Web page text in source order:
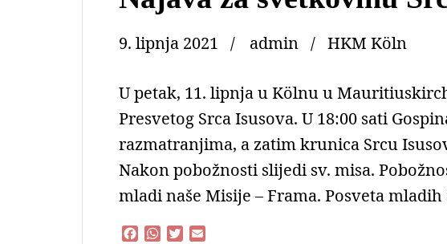
9. lipnja 2021 admin HKM Köln
U petak, 11. lipnja u Kölnu u
Presvetog Srca Isusova. U 18:00 sati
razmatranjima, a zatim krunica Srcu
Nakon pobožnosti slijedi sv. misa.
mladi naše Misije – Frama. Posveta
W